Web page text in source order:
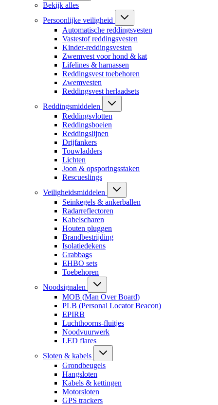
Bekijk alles
Persoonlijke veiligheid
Automatische reddingsvesten
Vastestof reddingsvesten
Kinder-reddingsvesten
Zwemvest voor hond & kat
Lifelines & harnassen
Reddingsvest toebehoren
Zwemvesten
Reddingsvest herlaadsets
Reddingsmiddelen
Reddingsvlotten
Reddingsboeien
Reddingslijnen
Drijfankers
Touwladders
Lichten
Joon & opsporingsstaken
Rescueslings
Veiligheidsmiddelen
Seinkegels & ankerballen
Radarreflectoren
Kabelscharen
Houten pluggen
Brandbestrijding
Isolatiedekens
Grabbags
EHBO sets
Toebehoren
Noodsignalen
MOB (Man Over Board)
PLB (Personal Locator Beacon)
EPIRB
Luchthoorns-fluitjes
Noodvuurwerk
LED flares
Sloten & kabels
Grondbeugels
Hangsloten
Kabels & kettingen
Motorsloten
GPS trackers